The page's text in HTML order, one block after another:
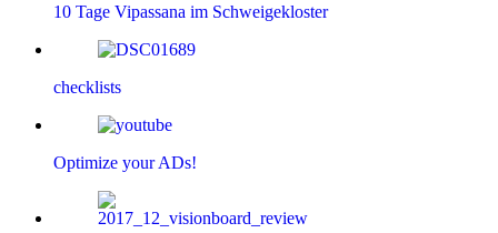
10 Tage Vipassana im Schweigekloster
checklists
Optimize your ADs!